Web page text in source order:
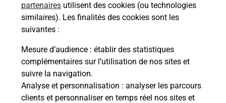
partenaires utilisent des cookies (ou technologies
similaires). Les finalités des cookies sont les
suivantes :
Mesure d’audience : établir des statistiques
complémentaires sur l’utilisation de nos sites et
suivre la navigation.
Analyse et personnalisation : analyser les parcours
clients et personnaliser en temps réel nos sites et
Malin !
La Poste
en ligne
Ouvert 24h/24